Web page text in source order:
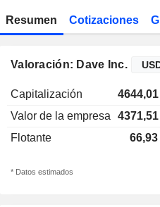
Resumen Cotizaciones
Valoración: Dave Inc.
Capitalización 4644,01
Valor de la empresa
4371,51
Flotante
66,93
* Datos estimados